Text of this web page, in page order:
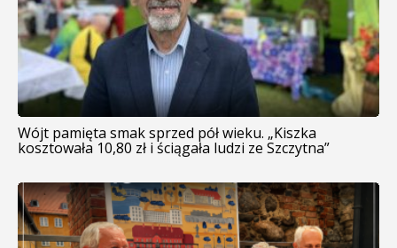
Wójt pamięta smak sprzed pół wieku. „Kiszka
kosztowała 10,80 zł i ściągała ludzi ze Szczytna”